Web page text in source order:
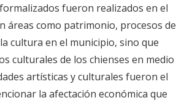
fueron realizados en el
áreas como patrimonio, procesos de
cultura en el municipio, sino que
culturales de los chienses en medio
artísticas y culturales fueron el
la afectación económica que